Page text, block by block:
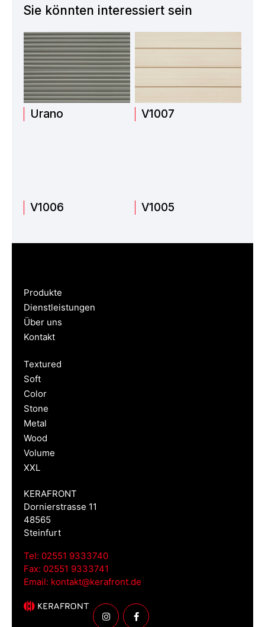
Sie könnten interessiert sein
Urano V1007
V1006 V1005
Produkte
Dienstleistungen
Über uns
Kontakt
Textured
Soft
Color
Stone
Metal
Wood
Volume
XXL
KERAFRONT
Dornierstrasse 11
48565
Steinfurt
Tel: 02551 9333740
Fax: 02551 9333741
Email: kontakt@kerafront.de